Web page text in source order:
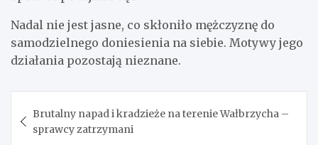
Nadal nie jest jasne, co skłoniło mężczyznę do
samodzielnego doniesienia na siebie. Motywy jego
działania pozostają nieznane.
wpisu
Brutalny napad i kradzieże na terenie Wałbrzycha –
sprawcy zatrzymani